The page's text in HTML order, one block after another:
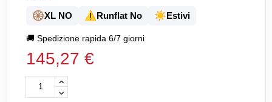
🛞XL NO ⚠️Runflat No ☀️Estivi
🚚Spedizione rapida 6/7 giorni
145,27 €